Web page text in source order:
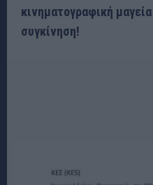
κινηματογραφική
συγκίνηση!